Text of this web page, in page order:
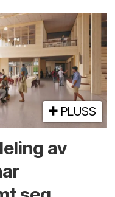
PLUSS
av